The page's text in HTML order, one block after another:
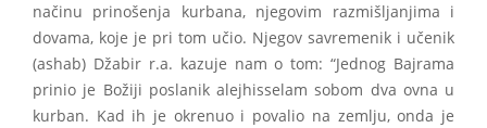
načinu prinošenja kurbana, njegovim razmišljanjima i
dovama, koje je pri tom učio. Njegov savremenik i učenik
(ashab) Džabir r.a. kazuje nam o tom: “Jednog Bajrama
prinio je Božiji poslanik alejhisselam sobom dva ovna u
kurban. Kad ih je okrenuo i povalio na zemlju, onda je